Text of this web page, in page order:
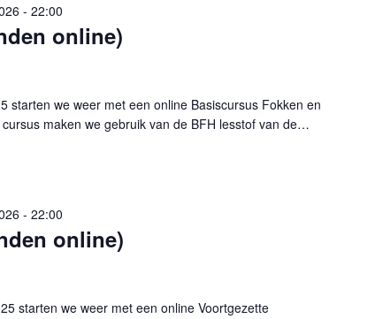
online)
- 22:00
starten we weer met een online Basiscursus Fokken en
maken we gebruik van de BFH lesstof van de…
online)
- 22:00
starten we weer met een online Voortgezette